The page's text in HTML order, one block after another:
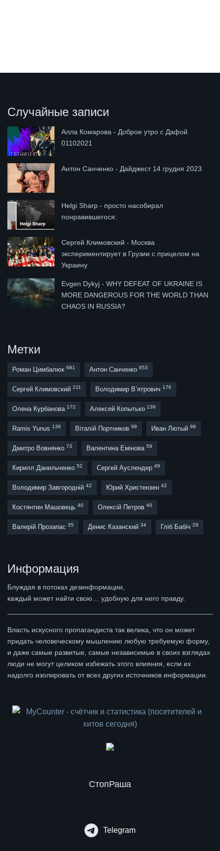
Случайные записи
Алла Комарова - Доброе утро с Дафой
01102021
Антон Санченко - Дайджест 14 грудня 2023
Helgi Sharp - просто насобирал
понравившегося:
Сергей Климовский - Москва
экспериментирует в Грузии с прицелом на
Украину
Evgen Dykyj - WHY DEFEAT OF UKRAINE IS
MORE DANGEROUS FOR THE WORLD THAN
CHAOS IN RUSSIA?
Метки
Роман Цимбалюк 681 Антон Санченко 653
Сергей Климовский 211 Володимир В’ятрович 176
Олена Курбанова 172 Алексей Копытько 139
Ramis Yunus 138 Віталій Портников 99 Иван Лютый 98
Дмитро Вовнянко 73 Валентина Емінова 59
Кирилл Данильченко 52 Сергей Ауслендер 49
Володимир Завгородній 42 Юрий Христензен 42
Костянтин Машовець 40 Олексій Петров 40
Валерій Прозапас 35 Денис Казанский 34 Гліб Бабіч 29
Информация
Блуждая в потоках дезинформации,
каждый может найти свою… удобную для него правду.
Власть искусного пропагандиста так велика, что он может
придать человеческому мышлению любую требуемую форму,
и даже самые развитые, самые независимые в своих взглядах
люди не могут целиком избежать этого влияния, если их
надолго изолировать от всех других источников информации.
СтопРаша
Telegram